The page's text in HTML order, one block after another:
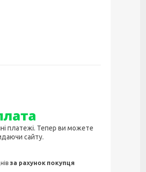
платежі. Тепер ви можете
сайту.
за рахунок покупця